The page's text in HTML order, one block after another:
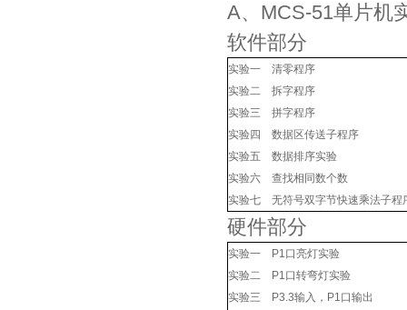
A、MCS-51单片机
软件部分
实验一 清零程序
实验二 拆字程序
实验三 拼字程序
实验四 数据区传送子程序
实验五 数据排序实验
实验六 查找相同数个数
实验七 无符号双字节快速乘法子程
硬件部分
实验一 P1口亮灯实验
实验二 P1口转弯灯实验
实验三 P3.3输入，P1口输出